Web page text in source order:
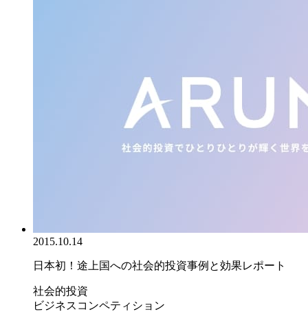
2015.10.14
日本初！途上国への社会的投資事例と効果レポート
社会的投資
ビジネスコンペティション